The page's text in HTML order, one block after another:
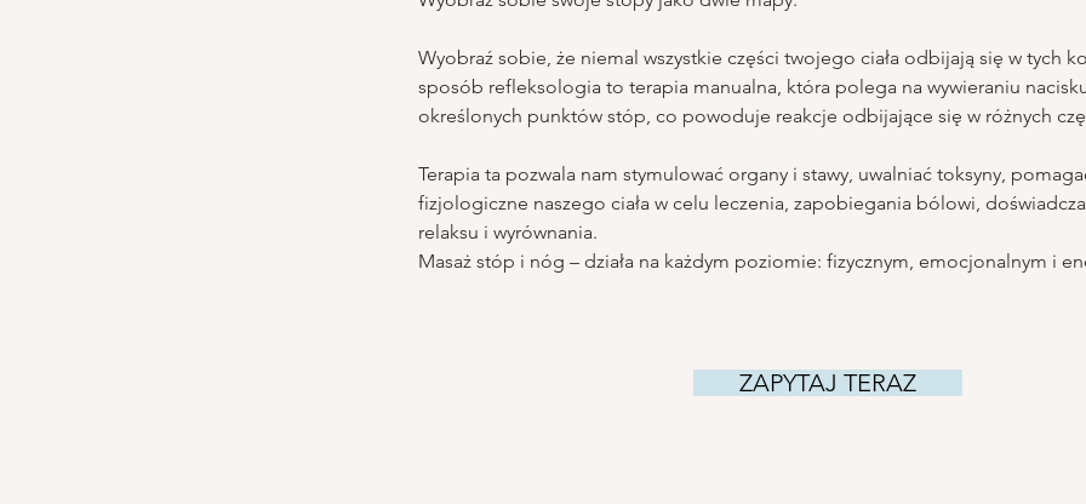
Wyobraź sobie, że niemal wszystkie części twojego ciała odbijają się w tych
sposób refleksologia to terapia manualna, która polega na wywieraniu
określonych punktów stóp, co powoduje reakcje odbijające się w różnych
Terapia ta pozwala nam stymulować organy i stawy, uwalniać toksyny,
fizjologiczne naszego ciała w celu leczenia, zapobiegania bólowi,
relaksu i wyrównania.
Masaż stóp i nóg – działa na każdym poziomie: fizycznym, emocjonalnym i
ZAPYTAJ TERAZ